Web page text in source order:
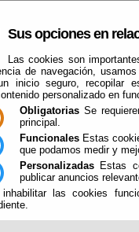
Sus opciones en
Las cookies son
de navegación,
inicio seguro, recopilar
personalizado en
Obligatorias Se
principal.
Funcionales Estas
que podamos medir y
Personalizadas Estas
publicar anuncios
las cookies
Que Hacer Cuando Illar